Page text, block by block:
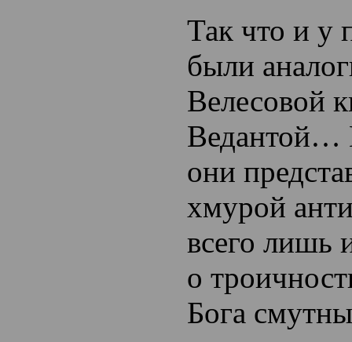
Так что и у
были
Велесовой
Ведантой…
они
хмурой
всего
о
Бога